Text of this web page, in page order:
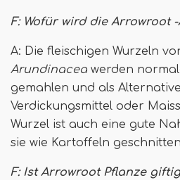
F: Wofür wird die Arrowroot
A: Die fleischigen Wurzeln
Arundinacea werden
gemahlen und als
Verdickungsmittel oder
Wurzel ist auch eine gute
sie wie Kartoffeln
F: Ist Arrowroot Pflanze